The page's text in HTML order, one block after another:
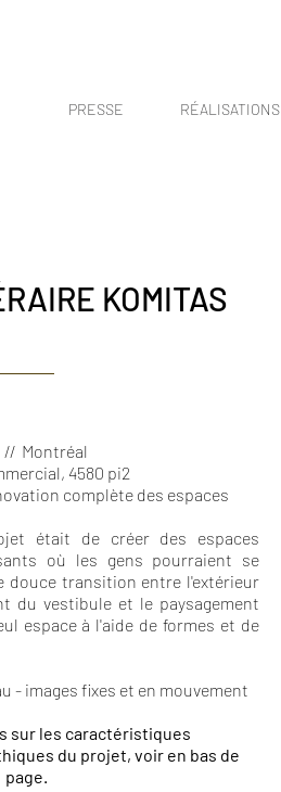
PRESSE RÉALISATIONS
KOMITAS
// Montréal
4580 pi2
complète des espaces
était de créer des espaces
où les gens pourraient se
douce transition entre l'extérieur
du vestibule et le paysagement
espace à l'aide de formes et de
- images fixes et en mouvement
sur les caractéristiques
du projet, voir en bas de
page.